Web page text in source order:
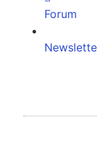
Forum